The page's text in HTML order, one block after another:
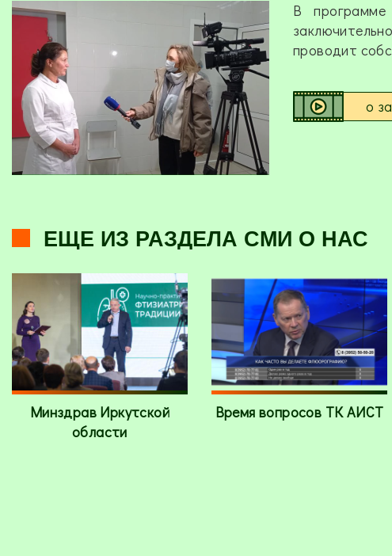
В
проводит
о
ЕЩЕ ИЗ РАЗДЕЛА СМИ О НАС
Минздрав Иркутской
области
Время вопросов ТК АИСТ